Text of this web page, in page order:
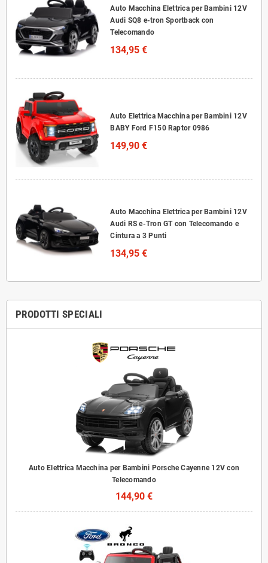
Auto Macchina Elettrica per Bambini 12V
Audi SQ8 e-tron Sportback con
Telecomando
134,95 €
Auto Elettrica Macchina per Bambini 12V
BABY Ford F150 Raptor 0986
149,90 €
Auto Macchina Elettrica per Bambini 12V
Audi RS e-Tron GT con Telecomando e
Cintura a 3 Punti
134,95 €
PRODOTTI SPECIALI
Auto Elettrica Macchina per Bambini Porsche Cayenne 12V con
Telecomando
144,90 €